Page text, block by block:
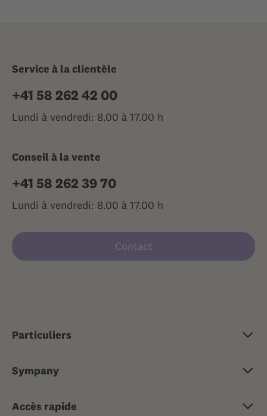
Service à la clientèle
+41 58 262 42 00
Lundi à vendredi: 8.00 à 17.00 h
Conseil à la vente
+41 58 262 39 70
Lundi à vendredi: 8.00 à 17.00 h
Contact
Particuliers
Assurance complémentaire
Sympany
Accès rapide